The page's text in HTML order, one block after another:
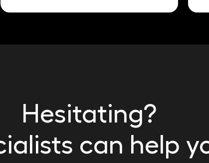
Hesitating?
can help